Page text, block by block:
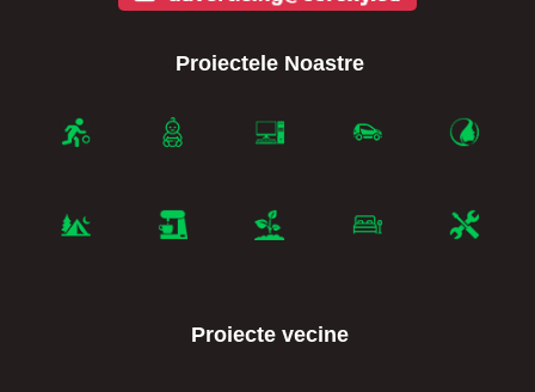
Proiectele Noastre
Proiecte vecine